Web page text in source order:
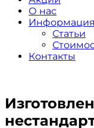
О нас
Информация
Статьи
Контакты